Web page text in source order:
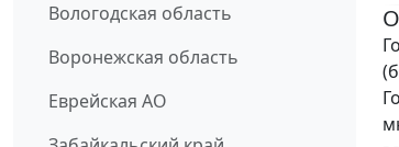
Вологодская область
Воронежская область
Еврейская АО